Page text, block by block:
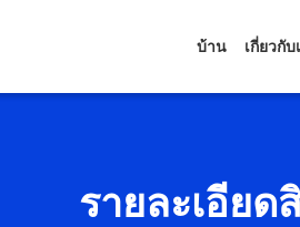
บ้าน เกี่ยวกับ
รายละเอียด